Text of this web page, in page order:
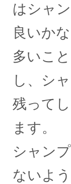
はシャ
良いか
多いこ
し、シ
残って
ます。
シャン
ないよ